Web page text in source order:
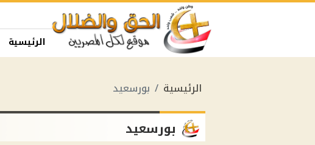
الرئيسية
الرئيسية بورسعيد
بورسعيد